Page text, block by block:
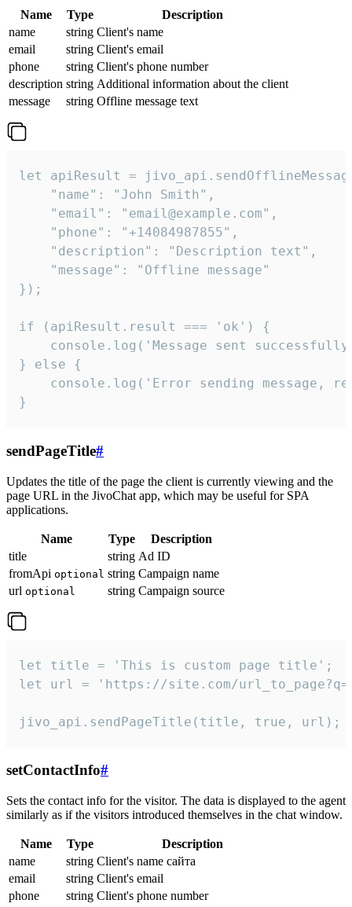
Name Type
Description
name
string Client's name
email
string Client's email
phone
string Client's phone number
description string Additional information about the client
message
string Offline message text
let apiResult =
    "name": "John Smith",
    "email": "email@example.com",
    "phone": "+14084987855",
    "description": "Description text",
    "message": "Offline message"
});
if (apiResult.result === 'ok') {
console.log('Message sent
} else {
console.log('Error sending message,
}
sendPageTitle#
Updates the title of the page the client is currently viewing and the
page URL in the JivoChat app, which may be useful for SPA
applications.
Name Type
Description
title
string Ad ID
fromApi optional string Campaign name
url optional string Campaign source
let title = 'This is custom page title';
let url = 'https://site.com/
jivo_api.sendPageTitle(title, true, url);
setContactInfo#
Sets the contact info for the visitor. The data is displayed to the agent
similarly as if the visitors introduced themselves in the chat window.
Name Type
Description
name
string Client's name сайта
email
string Client's email
phone
string Client's phone number